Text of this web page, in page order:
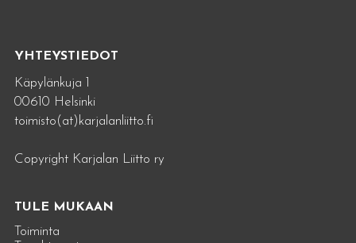
YHTEYSTIEDOT
Käpylänkuja 1
00610 Helsinki
toimisto(at)karjalanliitto.fi
Copyright Karjalan Liitto ry
TULE MUKAAN
Toiminta